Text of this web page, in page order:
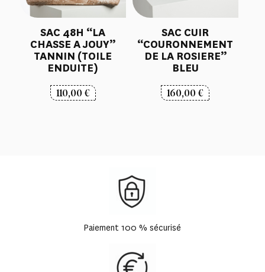
SAC 48H “LA
CHASSE A JOUY”
TANNIN (TOILE
ENDUITE)
110,00€
SAC CUIR
“COURONNEMENT
DE LA ROSIERE”
BLEU
160,00€
Paiement 100 % sécurisé